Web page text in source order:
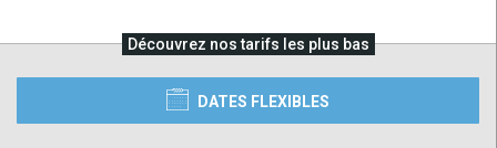
Découvrez nos tarifs les plus bas
DATES FLEXIBLES